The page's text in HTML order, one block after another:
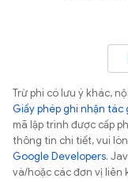
Trừ phi có lưu ý khác,
Giấy phép ghi nhận
mã lập trình được cấp
thông tin chi tiết, vui
Google Developers.
và/hoặc các đơn vị liên